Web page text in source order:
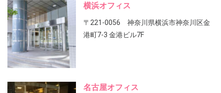
横浜オフィス
〒221-0056 神奈川県横浜市神奈川区金
港町7-3 金港ビル7F
名古屋オフィス